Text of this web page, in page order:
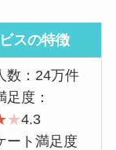
スの特徴
数：24万件
足度：
★4.3
ート満足度